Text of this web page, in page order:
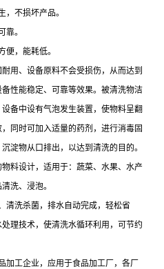
，不损坏产品。
靠。
便，能耗低。
用、设备原料不会受损伤，从而达到
性能稳定、可靠等效果。被清洗物洁
备中设有气泡发生装置，使物料呈翻
同时可加入适量的药剂，进行消毒固
淀物从口排出，以达到清洗的目的。
料设计，适用于：蔬菜、水果、水产
洗、浸泡。
清洗杀菌，排水自动完成，轻松省
理技术，使清洗水循环利用，可节约
工企业，应用于食品加工厂，各厂